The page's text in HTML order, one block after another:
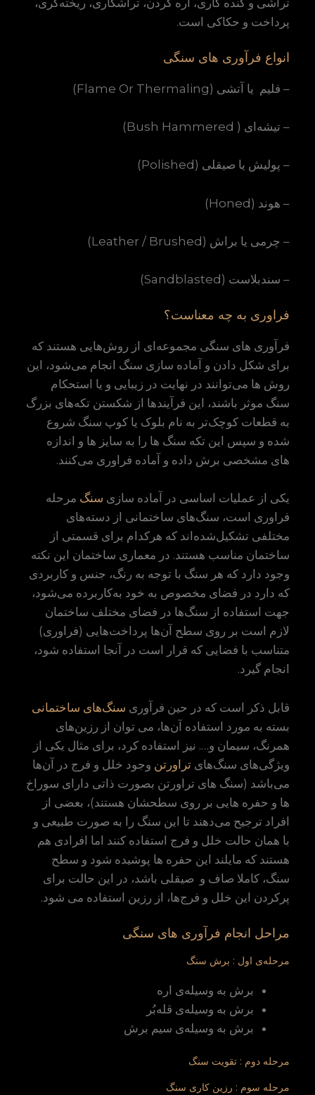
پرداخت و حکاکی است.
انواع فرآوری های سنگی
– فلیم یا آتشی (Flame Or Thermaling)
– تیشه‌ای ( Bush Hammered)
– پولیش یا صیقلی (Polished)
– هوند (Honed)
– چرمی یا براش (Leather / Brushed)
– سندبلاست (Sandblasted)
فراوری به چه معناست؟
فرآوری های سنگی مجموعه‌ای از روش‌هایی هستند که
برای شکل دادن و آماده سازی سنگ انجام می‌شود، این
روش ها می‌توانند در نهایت در زیبایی و یا استحکام
سنگ موثر باشند، این فرآیندها از شکستن تکه‌های بزرگ
به قطعات کوچک‌تر به نام بلوک یا کوپ سنگ شروع
شده و سپس این تکه سنگ ها را به سایز ها و اندازه
های مشخصی برش داده و آماده فراوری می‌کنند.
یکی از عملیات اساسی در آماده سازی سنگ مرحله
فراوری است، سنگ‌های ساختمانی از دسته‌های
مختلفی تشکیل‌شده‌اند که هرکدام برای قسمتی از
ساختمان مناسب هستند. در معماری ساختمان این نکته
وجود دارد که هر سنگ با توجه به رنگ، جنس و کاربردی
که دارد در فضای مخصوص به خود به‌کاربرده می‌شود،
جهت استفاده از سنگ‌ها در فضای مختلف ساختمان
لازم است بر روی سطح آن‌ها پرداخت‌هایی (فراوری)
متناسب با فضایی که قرار است در آنجا استفاده شود،
انجام گیرد.
قابل ذکر است که در حین فرآوری سنگ‌های ساختمانی
بسته به مورد استفاده آن‌ها، می توان از رزین‌های
همرنگ، سیمان و…. نیز استفاده کرد، برای مثال یکی از
ویژگی‌های سنگ‌هایتراورتن وجود خلل و فرج در آن‌ها
می‌باشد (سنگ های تراورتن بصورت ذاتی دارای سوراخ
ها و حفره هایی بر روی سطحشان هستند)، بعضی از
افراد ترجیح می‌دهند تا این سنگ را به صورت طبیعی و
با همان حالت خلل و فرج استفاده کنند اما افرادی هم
هستند که مایلند این حفره ها پوشیده شود و سطح
سنگ، کاملا صاف و صیقلی باشد، در این حالت برای
پرکردن این خلل و فرج‌ها، از رزین استفاده می شود.
مراحل انجام فرآوری های سنگی
مرحله‌ی اول : برش سنگ
برش به وسیله‌ی اره
برش به وسیله‌ی قله‌بُر
برش به وسیله‌ی سیم برش
مرحله دوم : تقویت سنگ
مرحله سوم : رزین کاری سنگ